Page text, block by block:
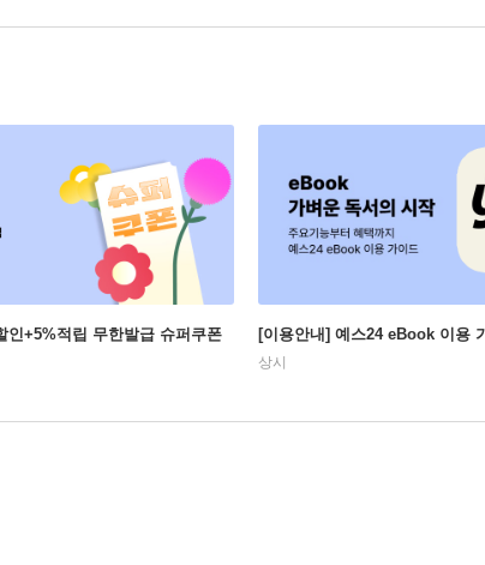
인+5%적립 무한발급 슈퍼쿠폰 [이용안내] 예스24 eBook 이용
상시